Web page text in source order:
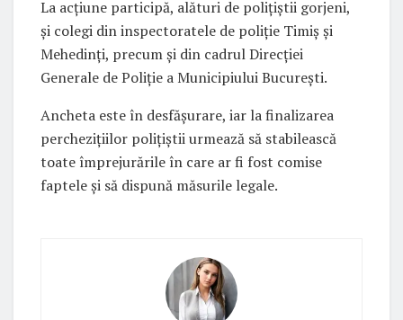
La acțiune participă, alături de polițiștii gorjeni,
și colegi din inspectoratele de poliție Timiș și
Mehedinți, precum și din cadrul Direcției
Generale de Poliție a Municipiului București.
Ancheta este în desfășurare, iar la finalizarea
perchezițiilor polițiștii urmează să stabilească
toate împrejurările în care ar fi fost comise
faptele și să dispună măsurile legale.